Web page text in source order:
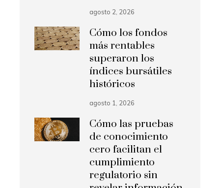
agosto 2, 2026
Cómo los fondos
más rentables
superaron los
índices bursátiles
históricos
agosto 1, 2026
Cómo las pruebas
de conocimiento
cero facilitan el
cumplimiento
regulatorio sin